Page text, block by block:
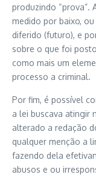
produzindo “prova”.
medido por baixo,
diferido (futuro), e
sobre o que foi
como mais um
processo a criminal.
Por fim, é possível
a lei buscava atingir
alterado a redação
qualquer menção a
fazendo dela
abusos e ou